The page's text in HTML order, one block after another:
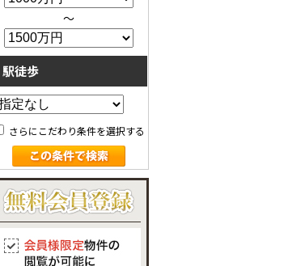
～
駅徒歩
さらにこだわり条件を選択する